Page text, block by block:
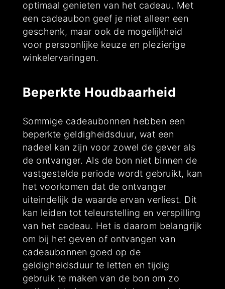
optimaal genieten van het cadeau. Met
een cadeaubon geef je niet alleen een
geschenk, maar ook de mogelijkheid
voor persoonlijke keuze en plezierige
winkelervaringen.
Beperkte Houdbaarheid
Sommige cadeaubonnen hebben een
beperkte geldigheidsduur, wat een
nadeel kan zijn voor zowel de gever als
de ontvanger. Als de bon niet binnen de
vastgestelde periode wordt gebruikt, kan
het voorkomen dat de ontvanger
uiteindelijk de waarde ervan verliest. Dit
kan leiden tot teleurstelling en verspilling
van het cadeau. Het is daarom belangrijk
om bij het geven of ontvangen van
cadeaubonnen goed op de
geldigheidsduur te letten en tijdig
gebruik te maken van de bon om zo